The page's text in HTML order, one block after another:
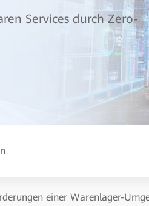
Services durch Zero-
einer Warenlager-